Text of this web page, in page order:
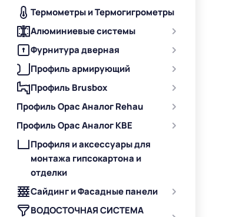
Термометры и Термогигрометры
Алюминиевые системы
Фурнитура дверная
Профиль армирующий
Профиль Brusbox
Профиль Орас Аналог Rehau
Профиль Орас Аналог KBE
Профиля и аксессуары для
монтажа гипсокартона и
отделки
Сайдинг и Фасадные панели
ВОДОСТОЧНАЯ СИСТЕМА